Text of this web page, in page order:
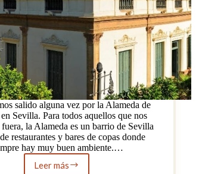
salido alguna vez por la Alameda de
Sevilla. Para todos aquellos que nos
fuera, la Alameda es un barrio de Sevilla
restaurantes y bares de copas donde
hay muy buen ambiente.…
Leer más
La